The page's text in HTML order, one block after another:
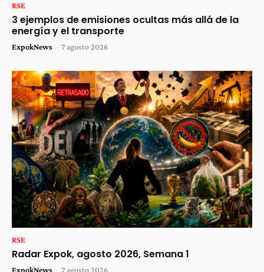
RSE
3 ejemplos de emisiones ocultas más allá de la
energía y el transporte
ExpokNews - 7 agosto 2026
RSE
Radar Expok, agosto 2026, Semana 1
ExpokNews - 7 agosto 2026